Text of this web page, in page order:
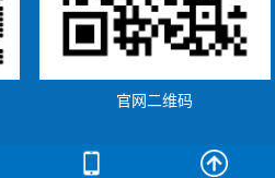
官网二维码